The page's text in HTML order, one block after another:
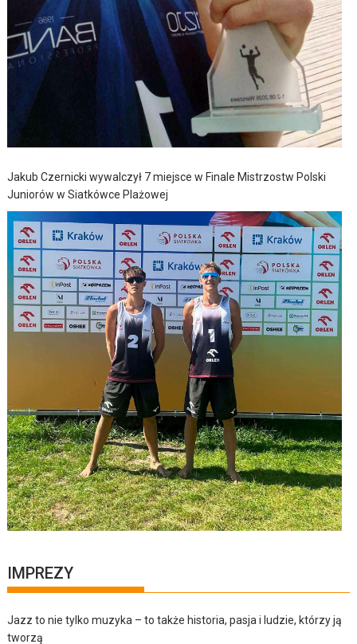
Jakub Czernicki wywalczył 7 miejsce w Finale Mistrzostw Polski
Juniorów w Siatkówce Plażowej
IMPREZY
Jazz to nie tylko muzyka – to także historia, pasja i ludzie, którzy ją
tworzą